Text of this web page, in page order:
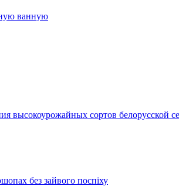
ванную
высокоурожайных сортов белорусской
без зайвого поспіху